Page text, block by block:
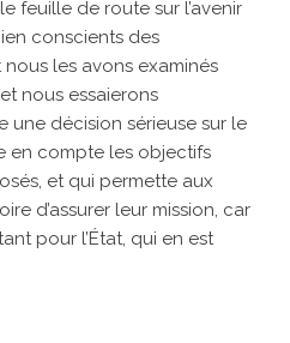
feuille de route sur l’avenir
conscients des
les avons examinés
nous essaierons
une décision sérieuse sur le
en compte les objectifs
et qui permette aux
d’assurer leur mission, car
pour l’État, qui en est